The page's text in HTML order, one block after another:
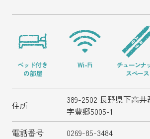
野沢温泉スキー場WEBリフト券
よくあるご質
ベッド付き
の部屋
Wi-Fi
チューンナ
スペース
住所
389-2502 長野県下高
字豊郷5005-1
電話番号
0269-85-3484